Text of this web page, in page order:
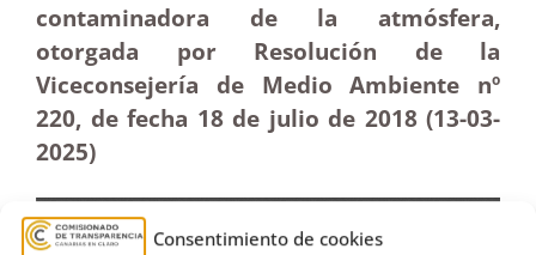
Consentimiento de cookies
contaminadora de la atmósfera,
otorgada por Resolución de la
Viceconsejería de Medio Ambiente nº
220, de fecha 18 de julio de 2018 (13-03-
2025)